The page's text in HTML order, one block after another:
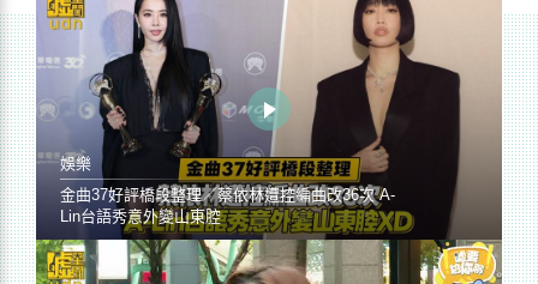
娛樂
金曲37好評橋段整理／蔡依林遭控編曲改36次 A-
Lin台語秀意外變山東腔